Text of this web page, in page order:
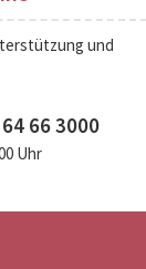
und
66 3000
Uhr